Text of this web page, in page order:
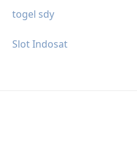
togel sdy
Slot Indosat